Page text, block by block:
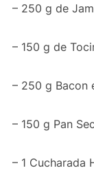
– 250 g de
– 150 g de
– 250 g Bacon
– 150 g Pan
– 1 Cucharada